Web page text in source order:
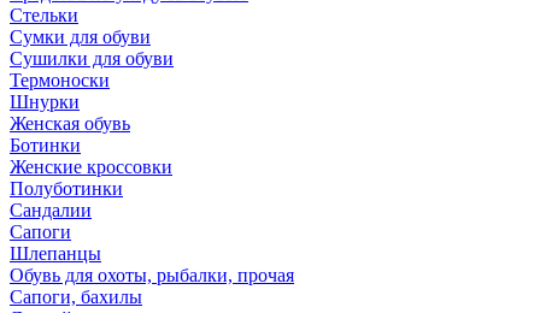
Стельки
Сумки для обуви
Сушилки для обуви
Термоноски
Шнурки
Женская обувь
Ботинки
Женские кроссовки
Полуботинки
Сандалии
Сапоги
Шлепанцы
Обувь для охоты, рыбалки, прочая
Сапоги, бахилы